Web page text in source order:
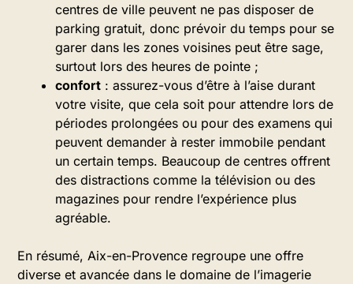
centres de ville peuvent ne pas disposer de
parking gratuit, donc prévoir du temps pour se
garer dans les zones voisines peut être sage,
surtout lors des heures de pointe ;
confort : assurez-vous d’être à l’aise durant
votre visite, que cela soit pour attendre lors de
périodes prolongées ou pour des examens qui
peuvent demander à rester immobile pendant
un certain temps. Beaucoup de centres offrent
des distractions comme la télévision ou des
magazines pour rendre l’expérience plus
agréable.
En résumé, Aix-en-Provence regroupe une offre
diverse et avancée dans le domaine de l’imagerie